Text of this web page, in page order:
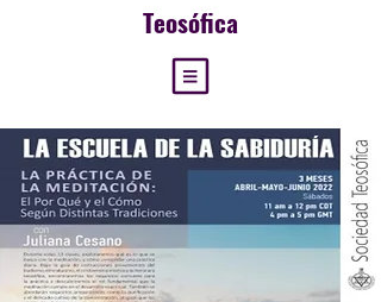
Teosófica